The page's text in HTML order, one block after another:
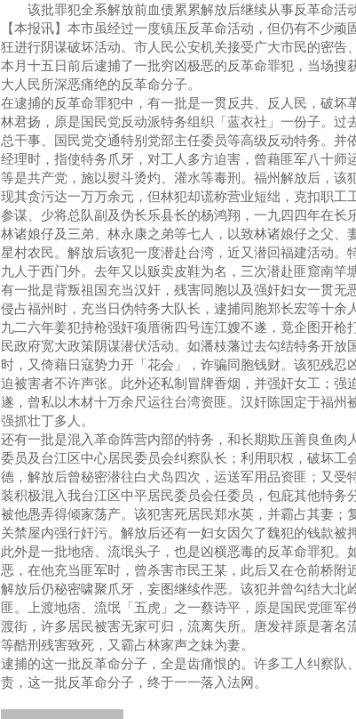
该批罪犯全系解放前血债累累解放后继续从事反革命活
【本报讯】本市虽经过一度镇压反革命活动，但仍有不少
狂进行阴谋破坏活动。市人民公安机关接受广大市民的密
本月十五日前后逮捕了一批穷凶极恶的反革命罪犯，当场
大人民所深恶痛绝的反革命分子。
在逮捕的反革命罪犯中，有一批是一贯反共、反人民，破
林君扬，原是国民党反动派特务组织「蓝衣社」一份子。
总干事、国民党交通特别党部主任委员等高级反动特务。
经理时，指使特务爪牙，对工人多方迫害，曾藉匪军八十
等是共产党，施以熨斗烫灼、灌水等毒刑。福州解放后，
现其贪污达一万万余元，但林犯却谎称营业短绌，克扣职工
参谋、少将总队副及伪长乐县长的杨鸿翔，一九四四年在长
林诸娘仔及三弟、林永康之弟等七人，以致林诸娘仔之父
星村农民。解放后该犯一度潜赴台湾，近又潜回福建活动
九人于西门外。去年又以贩卖皮鞋为名，三次潜赴匪窟南竿
有一批是背叛祖国充当汉奸，残害同胞以及强奸妇女一贯
侵占福州时，充当日伪特务大队长，逮捕同胞郑长宏等十
九二六年姜犯持枪强奸项厝衕四号连江嫂不遂，竟企图开
民政府宽大政策阴谋潜伏活动。如潘枝藩过去勾结特务开
时，又倚藉日寇势力开「花会」，诈骗同胞钱财。该犯残
迫被害者不许声张。此外还私制冒牌香烟，并强奸女工；
遂，曾私以木材十万余尺运往台湾资匪。汉奸陈国定于福州
强抓壮丁多人。
还有一批是混入革命阵营内部的特务，和长期欺压善良鱼
委员及台江区中心居民委员会纠察队长；利用职权，破坏
德，解放后曾秘密潜往白犬岛四次，运送军用品资匪；又
装积极混入我台江区中平居民委员会任委员，包庇其他特
被他愚弄得倾家荡产。该犯害死居民郑水英，并霸占其妻
关禁屋内强行奸污。解放后还有一妇女因欠了魏犯的钱款被
此外是一批地痞、流氓头子，也是凶横恶毒的反革命罪犯
恶，在他充当匪军时，曾杀害市民王某，此后又在仓前桥附
解放后仍秘密啸聚爪牙，妄图继续作恶。该犯并曾勾结大
匪。上渡地痞、流氓「五虎」之一蔡诗平，原是国民党匪
渡街，许多居民被害无家可归，流离失所。唐发祥原是著
等酷刑残害致死，又霸占林家声之妹为妻。
逮捕的这一批反革命分子，全是齿痛恨的。许多工人纠察
责，这一批反革命分子，终于一一落入法网。